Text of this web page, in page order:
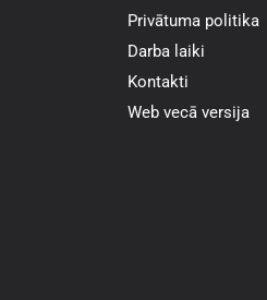
Privātuma politika
Darba laiki
Kontakti
Web vecā versija